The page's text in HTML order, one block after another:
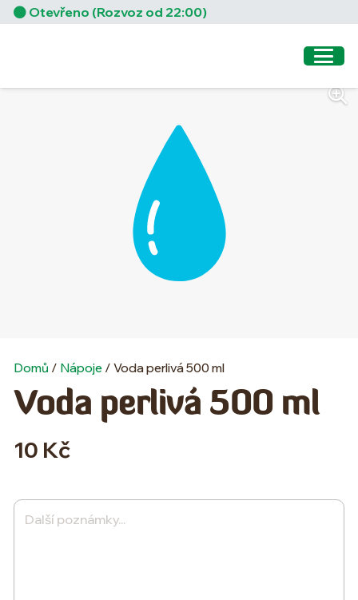
Otevřeno (Rozvoz od 22:00)
Domů / Nápoje / Voda perlivá 500 ml
Voda perlivá 500 ml
10 Kč